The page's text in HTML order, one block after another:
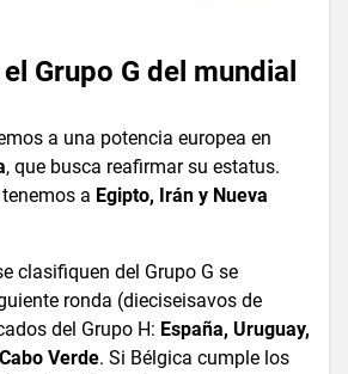
Grupo G del mundial
a una potencia europea en
, que busca reafirmar su estatus.
a Egipto, Irán y Nueva
clasifiquen del Grupo G se
ronda (dieciseisavos de
del Grupo H: España, Uruguay,
Verde. Si Bélgica cumple los